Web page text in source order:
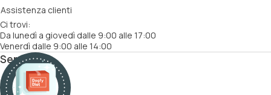
Assistenza clienti
Ci trovi:
Da lunedì a giovedì dalle 9:00 alle 17:00
Venerdì dalle 9:00 alle 14:00
Servizi
Come funziona